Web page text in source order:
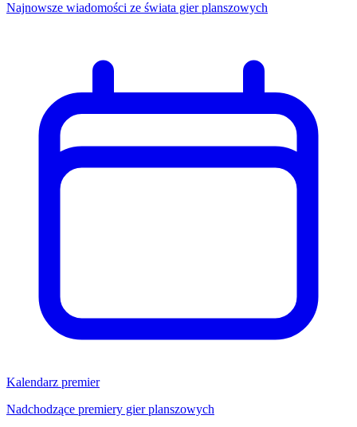
Najnowsze wiadomości ze świata gier planszowych
Kalendarz premier
Nadchodzące premiery gier planszowych